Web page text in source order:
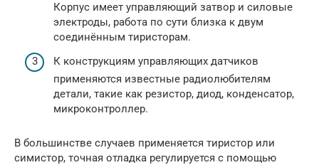
Корпус имеет управляющий затвор и силовые
электроды, работа по сути близка к двум
соединённым тиристорам.
К конструкциям управляющих датчиков
применяются известные радиолюбителям
детали, такие как резистор, диод, конденсатор,
микроконтроллер.
В большинстве случаев применяется тиристор или
симистор, точная отладка регулируется с помощью